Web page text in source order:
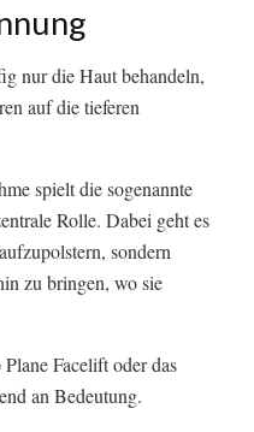
nur die Haut behandeln,
auf die tieferen
spielt die sogenannte
Rolle. Dabei geht es
sondern
zu bringen, wo sie
Facelift oder das
an Bedeutung.